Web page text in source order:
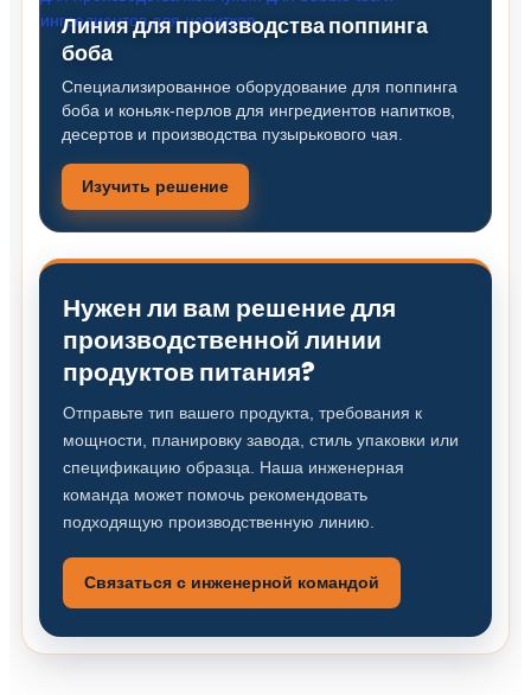
Линия для производства поппинга
боба
Специализированное оборудование для поппинга
боба и коньяк-перлов для ингредиентов напитков,
десертов и производства пузырькового чая.
Изучить решение
Нужен ли вам решение для
производственной линии
продуктов питания?
Отправьте тип вашего продукта, требования к
мощности, планировку завода, стиль упаковки или
спецификацию образца. Наша инженерная
команда может помочь рекомендовать
подходящую производственную линию.
Связаться с инженерной командой